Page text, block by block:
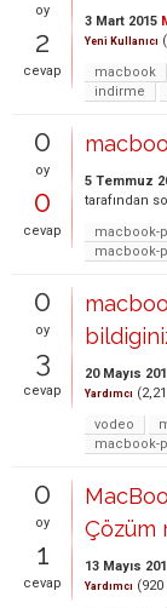
oy
2
cevap
3 Mart 2015
Yeni Kullanıcı (
macbook
indirme
0
oy
0
cevap
5 Temmuz
tarafından
macbook-
macbook-
0
oy
3
cevap
20 Mayıs
Yardımcı (
vodeo
macbook-
0
oy
1
cevap
Çözüm
13 Mayıs
Yardımcı (920